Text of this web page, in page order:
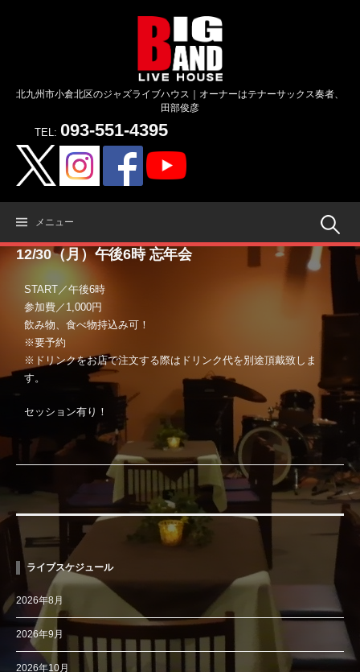
北九州市小倉北区のジャズライブハウス｜オーナーはテナーサックス奏者、
田部俊彦
TEL: 093-551-4395
メニュー 検
索:
12/30（月）午後6時 忘年会
START／午後6時
参加費／1,000円
飲み物、食べ物持込み可！
※要予約
※ドリンクをお店で注文する際はドリンク代を別途頂戴致しま
す。
セッション有り！
ライブスケジュール
2026年8月
2026年9月
2026年10月